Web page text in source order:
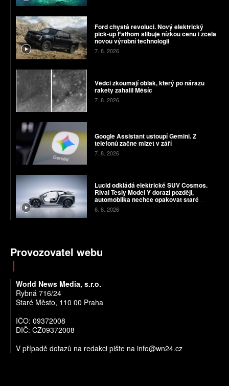
Ford chystá revoluci. Nový elektrický
pick-up Fathom slibuje nízkou cenu i zcela
novou výrobní technologii
7. 8. 2026
Vědci zkoumají oblak, který po nárazu
rakety zahalil Měsíc
7. 8. 2026
Google Assistant ustoupí Gemini. Z
telefonů začne mizet v září
7. 8. 2026
Lucid odkládá elektrické SUV Cosmos.
Rival Tesly Model Y dorazí později,
automobilka nechce opakovat staré
chyby
6. 8. 2026
Provozovatel webu
World News Media, s.r.o.
Rybná 716/24
Staré Město, 110 00 Praha
IČO: 09372008
DIČ: CZ09372008
V případě dotazů na redakci pište na info@wn24.cz